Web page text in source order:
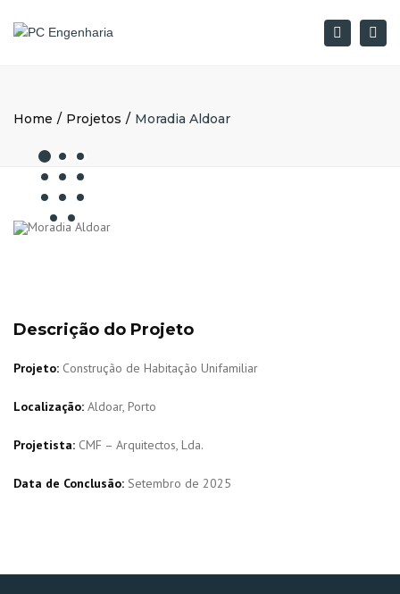
Pesquisar
Home Projetos Moradia Aldoar
Descrição do Projeto
Projeto: Construção de Habitação Unifamiliar
Localização: Aldoar, Porto
Projetista: CMF – Arquitectos, Lda.
Data de Conclusão: Setembro de 2025